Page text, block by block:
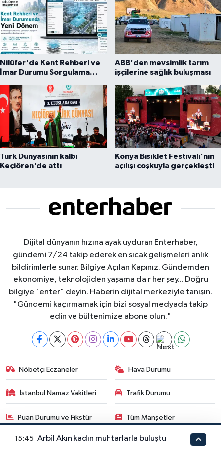
Nilüfer'de Kent Rehberi ve
İmar Durumu Sorgulama
ABB'den mevsimlik tarım
işçilerine sağlık buluşması
Türk Dünyasının kalbi
Keçiören'de attı
Konya Bisiklet Festivali'nin
açılışı coşkuyla gerçekleşti
Dijital dünyanın hızına ayak uyduran Enterhaber,
gündemi 7/24 takip ederek en sıcak gelişmeleri anlık
bildirimlerle sunar. Bilgiye Açılan Kapınız. Gündemden
ekonomiye, teknolojiden yaşama dair her şey... Doğru
bilgiye "enter" deyin. Haberin dijital merkeziyle tanışın.
"Gündemi kaçırmamak için bizi sosyal medyada takip
edin ve bültenimize abone olun."
Nöbetçi Eczaneler Hava Durumu
İstanbul Namaz Vakitleri Trafik Durumu
Puan Durumu ve Fikstür Tüm Manşetler
Son Dakika Haberleri Haber Arşivi
15:45 Arbil Akın kadın muhtarlarla buluştu